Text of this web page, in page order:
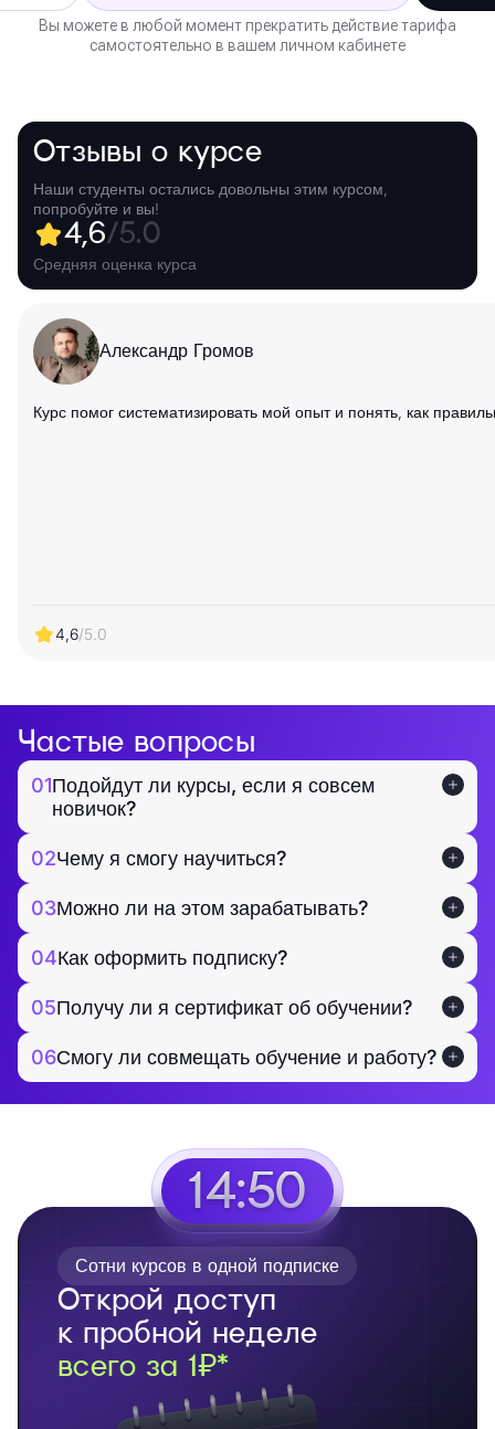
Вы можете в любой момент прекратить действие тарифа
самостоятельно в вашем личном кабинете
Отзывы о курсе
Наши студенты остались довольны этим курсом,
попробуйте и вы!
4,6/5.0
Средняя оценка курса
Александр Громов
Курс помог систематизировать мой опыт и понять, как
4,6/5.0
Частые вопросы
01Подойдут ли курсы, если я совсем
новичок?
02Чему я смогу научиться?
03Можно ли на этом зарабатывать?
04Как оформить подписку?
05Получу ли я сертификат об обучении?
06Смогу ли совмещать обучение и работу?
14:49
Открой доступ
к пробной неделе
всего за 1₽*
Сотни курсов в одной подписке